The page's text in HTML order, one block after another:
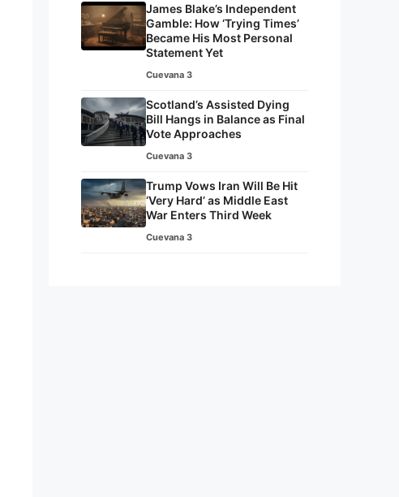
James Blake’s Independent
Gamble: How ‘Trying Times’
Became His Most Personal
Statement Yet
Cuevana 3
Scotland’s Assisted Dying
Bill Hangs in Balance as Final
Vote Approaches
Cuevana 3
Trump Vows Iran Will Be Hit
‘Very Hard’ as Middle East
War Enters Third Week
Cuevana 3